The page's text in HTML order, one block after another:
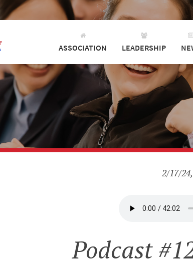
ASSOCIATION LEADERSHIP
2/17/
Podcast